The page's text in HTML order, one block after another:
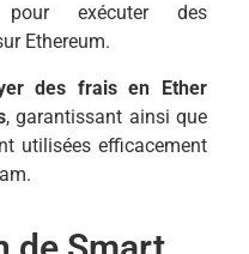
pour exécuter des
Ethereum.
des frais en Ether
, garantissant ainsi que
utilisées efficacement